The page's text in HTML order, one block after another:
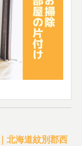
北海道紋別郡西